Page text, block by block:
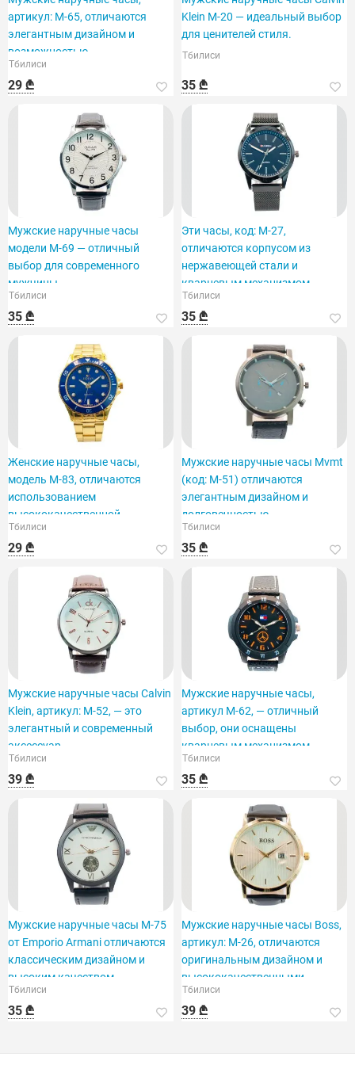
артикул: M-65, отличаются
элегантным дизайном и
возможностью
персонализации.
Тбилиси
29 ₾
Klein M-20 — идеальный выбор
для ценителей стиля.
Тбилиси
35 ₾
Мужские наручные часы
модели M-69 — отличный
выбор для современного
мужчины.
Тбилиси
35 ₾
Эти часы, код: M-27,
отличаются корпусом из
нержавеющей стали и
кварцевым механизмом.
Тбилиси
35 ₾
Женские наручные часы,
модель M-83, отличаются
использованием
высококачественной
нержавеющей стали.
Тбилиси
29 ₾
Мужские наручные часы Mvmt
(код: M-51) отличаются
элегантным дизайном и
долговечностью.
Тбилиси
35 ₾
Мужские наручные часы Calvin
Klein, артикул: M-52, — это
элегантный и современный
аксессуар.
Тбилиси
39 ₾
Мужские наручные часы,
артикул M-62, — отличный
выбор, они оснащены
кварцевым механизмом.
Тбилиси
35 ₾
Мужские наручные часы M-75
от Emporio Armani отличаются
классическим дизайном и
высоким качеством.
Тбилиси
35 ₾
Мужские наручные часы Boss,
артикул: M-26, отличаются
оригинальным дизайном и
высококачественными
материалами.
Тбилиси
39 ₾